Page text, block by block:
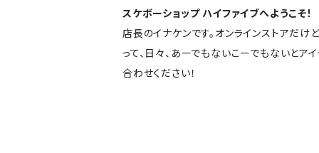
スケボーショップ ハイファイブへようこそ！
店長のイナケンです。オンラインストアだけ
って、日々、あーでもないこーでもないとア
合わせください！